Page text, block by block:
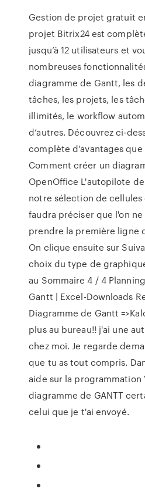
Gestion de projet gratuit
projet Bitrix24 est
jusqu’à 12 utilisateurs et
nombreuses
diagramme de Gantt, les
tâches, les projets, les
illimités, le workflow
d’autres. Découvrez ci-
complète d’avantages
Comment créer un
OpenOffice L'autopilote
notre sélection de cellules
faudra préciser que l'on ne
prendre la première ligne
On clique ensuite sur
choix du type de
au Sommaire 4 / 4
Gantt | Excel-Downloads
Diagramme de Gantt
plus au bureau!! j'ai une
chez moi. Je regarde
que tu as tout compris.
aide sur la programmation
diagramme de GANTT
celui que je t'ai envoyé.